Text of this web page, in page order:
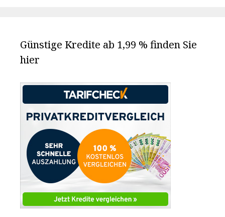
Günstige Kredite ab 1,99 % finden Sie
hier